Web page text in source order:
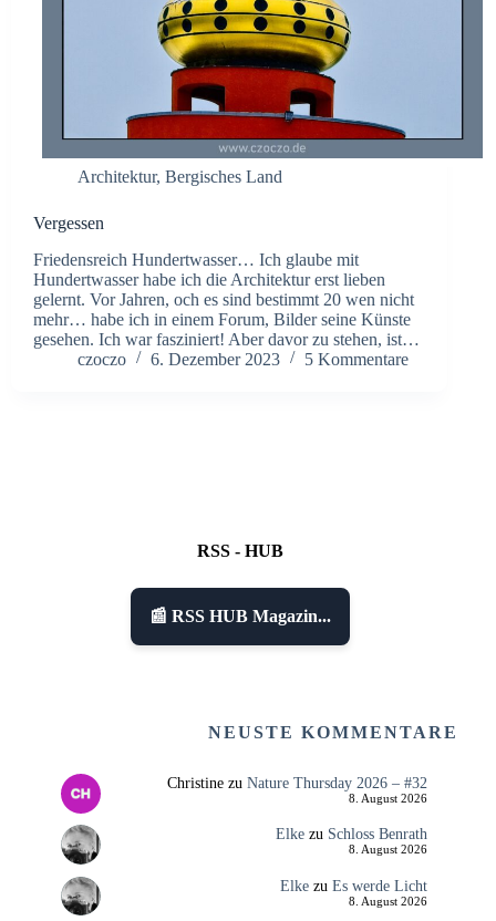
Architektur, Bergisches Land
Vergessen
Friedensreich Hundertwasser… Ich glaube mit
Hundertwasser habe ich die Architektur erst lieben
gelernt. Vor Jahren, och es sind bestimmt 20 wen nicht
mehr… habe ich in einem Forum, Bilder seine Künste
gesehen. Ich war fasziniert! Aber davor zu stehen, ist…
czoczo
6. Dezember 2023 5 Kommentare
RSS - HUB
📰 RSS HUB Magazin...
NEUSTE KOMMENTARE
Christinezu Nature Thursday 2026 – #32
8. August 2026
Elkezu Schloss Benrath
8. August 2026
Elkezu Es werde Licht
8. August 2026